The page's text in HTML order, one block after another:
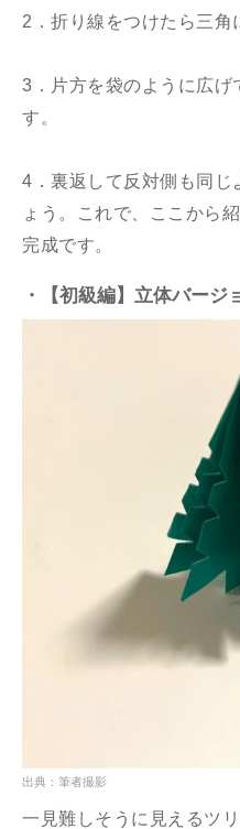
2．折り線をつけたら三角
3．片方を袋のように広げ
す。
4．裏返して反対側も同じ
ょう。これで、ここから
完成です。
・【初級編】立体バージ
出典：筆者撮影
一見難しそうに見えるツ